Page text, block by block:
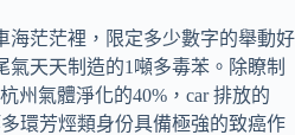
茫茫裡，限定多少數字的舉動好
天天制造的1噸多毒苯。除瞭制
州氣體淨化的40%，car 排放的
環芳烴類身份具備極強的致癌作